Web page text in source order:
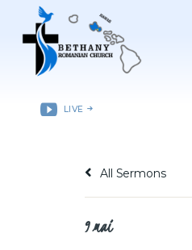
LIVE
ACASǍ
RESURSE
CONTACT
All Sermons
9 mai